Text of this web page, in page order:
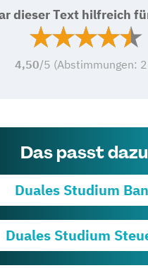
dieser Text hilfreich
4,50/5 (Abstimmungen:
Das passt
Duales Studium
Duales Studium